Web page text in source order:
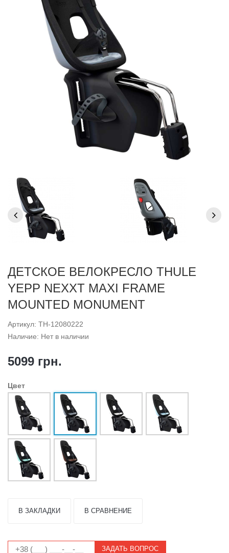
ДЕТСКОЕ ВЕЛОКРЕСЛО THULE
YEPP NEXXT MAXI FRAME
MOUNTED MONUMENT
Артикул: TH-12080222
Наличие: Нет в наличии
5099 грн.
Цвет
В ЗАКЛАДКИ В СРАВНЕНИЕ
ЗАДАТЬ ВОПРОС